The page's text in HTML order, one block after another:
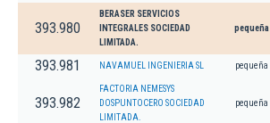
393.980
BERASER SERVICIOS
INTEGRALES SOCIEDAD
LIMITADA.
pequeña
393.981 NAVAMUEL INGENIERIA SL pequeña
393.982
FACTORIA NEMESYS
DOSPUNTOCERO SOCIEDAD
LIMITADA.
pequeña